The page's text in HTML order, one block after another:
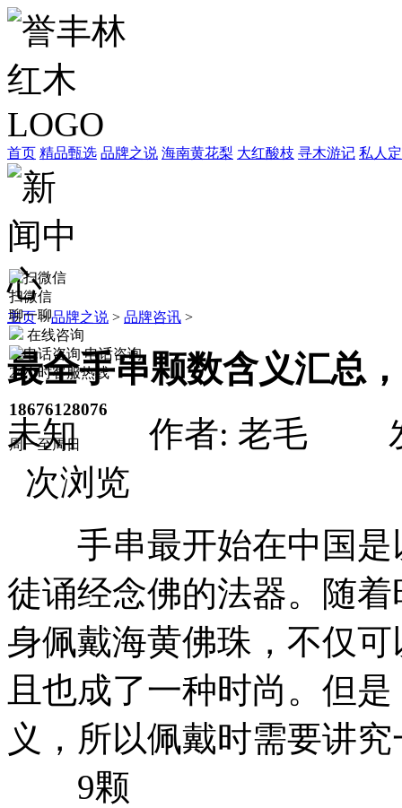
首页 精品甄选 品牌之说 海南黄花梨 大红酸枝 寻木游记 私人
主页>品牌之说 > 品牌咨讯 >
最全手串颗数含义汇总
未知 作者: 老毛 发
次浏览
手串最开始在中国是
徒诵经念佛的法器。随
身佩戴海黄佛珠，不仅
且也成了一种时尚。但
义，所以佩戴时需要讲
9颗
扫微信
聊一聊
在线咨询
电话咨询
24小时客服热线
18676128076
周一至周日